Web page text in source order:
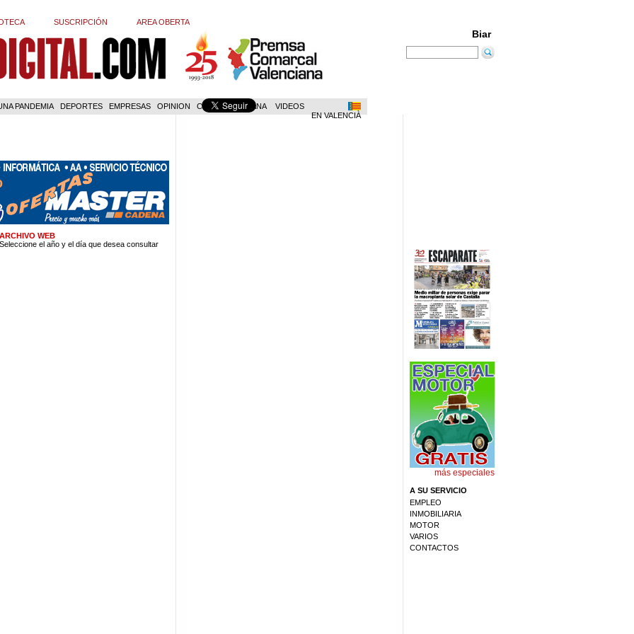
SUSCRIPCIÓN AREA OBERTA
Biar
PANDEMIA DEPORTES EMPRESAS OPINION COM. VALENCIANA
VIDEOS
EN VALENCIÀ
ARCHIVO WEB
Seleccione el año y el día que desea consultar
más especiales
A SU SERVICIO
EMPLEO
INMOBILIARIA
MOTOR
VARIOS
CONTACTOS